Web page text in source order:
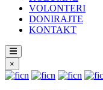
VOLONTERI
DONIRAJTE
KONTAKT
×